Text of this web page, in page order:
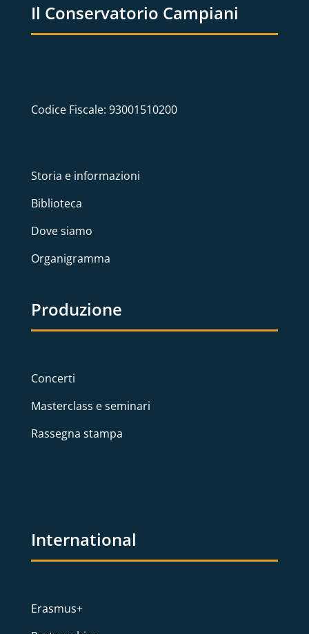
Il Conservatorio Campiani
Codice Fiscale: 93001510200
Storia e informazioni
Biblioteca
Dove siamo
Organigramma
Produzione
Concerti
Masterclass e seminari
Rassegna stampa
International
Erasmus+